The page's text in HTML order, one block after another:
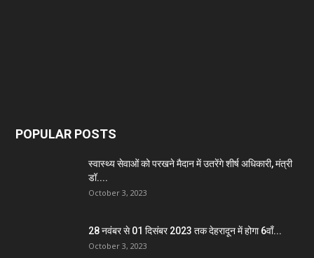
POPULAR POSTS
स्वास्थ्य सेवाओं को परखने मैदान में उतरेंगे शीर्ष अधिकारी, मंत्री
डॉ....
October 3, 2023
28 नवंबर से 01 दिसंबर 2023 तक देहरादून में होगा 6वाँ...
October 3, 2023